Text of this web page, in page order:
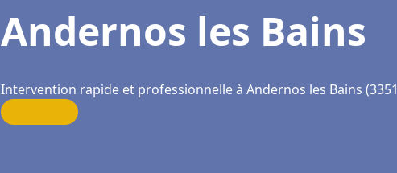
Andernos les Bains
Intervention rapide et professionnelle à Andernos les Bains